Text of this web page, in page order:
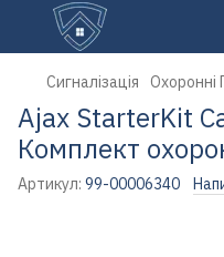
Сигналізація Охоронні
Ajax StarterKit
Комплект
Артикул: 99-00006340